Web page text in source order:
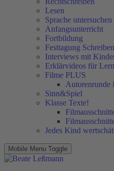
Lesen
Sprache untersuchen
Anfangsunterricht
Fortbildung
Festtagung
Interviews mit
Erklärvideos für
Filme PLUS
Autorenrunde
Sinn&Spiel
Klasse Texte!
Jedes Kind
Mobile Menu Toggle